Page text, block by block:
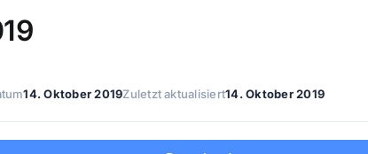
14. Oktober 2019Zuletzt aktualisiert14. Oktober 2019